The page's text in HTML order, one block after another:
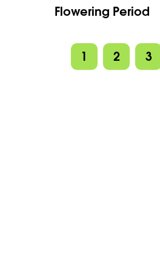
Flowering Period
1 2 3